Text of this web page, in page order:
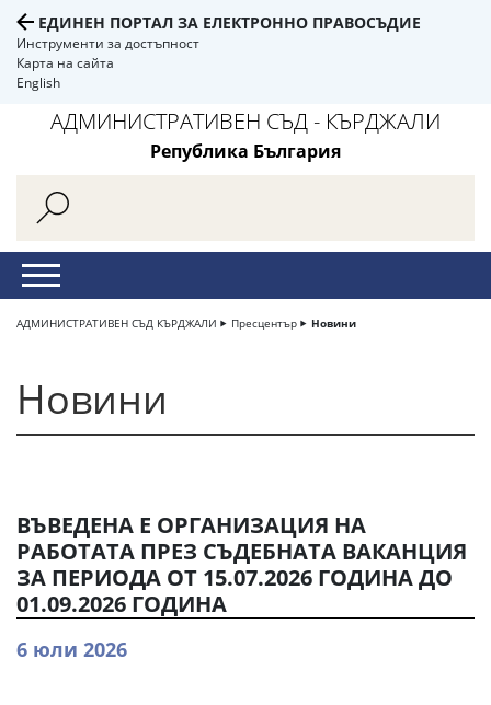
ЕДИНЕН ПОРТАЛ ЗА ЕЛЕКТРОННО ПРАВОСЪДИЕ
Инструменти за достъпност
Карта на сайта
English
АДМИНИСТРАТИВЕН СЪД - КЪРДЖАЛИ
Република България
АДМИНИСТРАТИВЕН СЪД КЪРДЖАЛИ Пресцентър Новини
Новини
ВЪВЕДЕНА Е ОРГАНИЗАЦИЯ НА
РАБОТАТА ПРЕЗ СЪДЕБНАТА ВАКАНЦИЯ
ЗА ПЕРИОДА ОТ 15.07.2026 ГОДИНА ДО
01.09.2026 ГОДИНА
6 юли 2026